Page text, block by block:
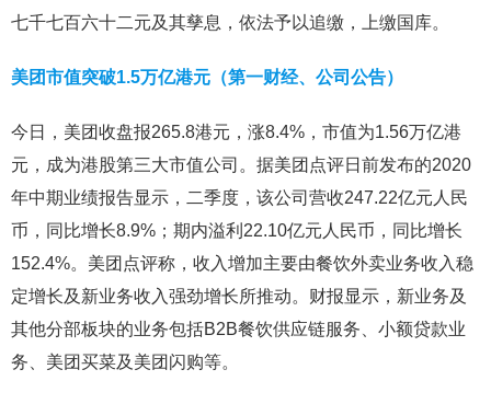
七千七百六十二元及其孳息，依法予以追缴，上缴国库。
美团市值突破1.5万亿港元（第一财经、公司公告）
今日，美团收盘报265.8港元，涨8.4%，市值为1.56万亿港
元，成为港股第三大市值公司。据美团点评日前发布的2020
年中期业绩报告显示，二季度，该公司营收247.22亿元人民
币，同比增长8.9%；期内溢利22.10亿元人民币，同比增长
152.4%。美团点评称，收入增加主要由餐饮外卖业务收入稳
定增长及新业务收入强劲增长所推动。财报显示，新业务及
其他分部板块的业务包括B2B餐饮供应链服务、小额贷款业
务、美团买菜及美团闪购等。